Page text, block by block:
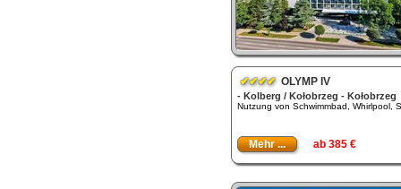
✔✔✔✔OLYMP IV
- Kolberg / Kołobrzeg - Kołobrzeg
Nutzung von Schwimmbad, Whirlpool,
Mehr ... ab 385 €